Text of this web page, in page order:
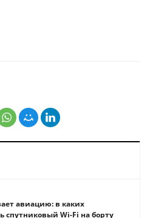
могут развернуть цены на
требования к крипторекламе
авиацию: в каких
спутниковый Wi-Fi на борту